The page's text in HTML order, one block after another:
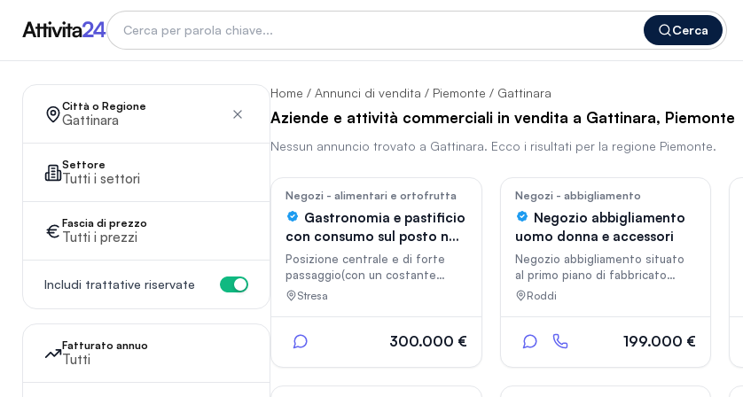
Cerca
Città o Regione
Gattinara
Settore
Tutti i settori
Fascia di prezzo
Tutti i prezzi
Includi trattative riservate
Fatturato annuo
Tutti
Home / Annunci di vendita / Piemonte / Gattinara
Aziende e attività commerciali in vendita a Gattinara, Piemonte
Nessun annuncio trovato a Gattinara. Ecco i risultati per la regione Piemonte.
36
Negozi - alimentari e ortofrutta
Gastronomia e pastificio
con consumo sul posto non
assistito
Posizione centrale e di forte
passaggio(con un costante
flusso sia locale sia turistico)si
locale, curato nei minimi
attrezzato con dotazioni
professionali di livello e arredi
Stresa
300.000 €
Negozi - abbigliamento
Negozio abbigliamento
uomo donna e accessori
Negozio abbigliamento situato
al primo piano di fabbricato
commerciale, in vendita i muri, la
Riscaldamento e raffrescamento
pompa di calore appena
sostituito, con proprio
Roddi
199.000 €
In vetrina